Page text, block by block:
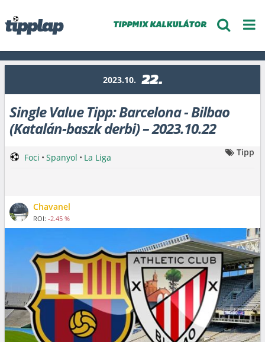
TIPPMIX KALKULÁTOR
2023.10. 22.
Single Value Tipp: Barcelona - Bilbao
(Katalán-baszk derbi) – 2023.10.22
Chavanel
ROI: -2.45 %
Foci • Spanyol • La Liga Tipp